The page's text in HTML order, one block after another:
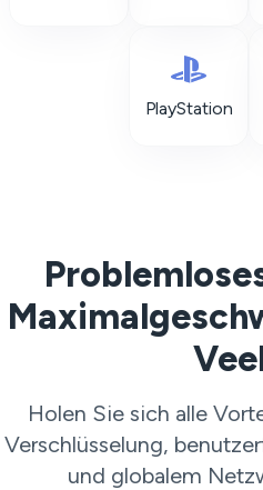
PlayStation
Holen Sie sich alle
Verschlüsselung,
und globalem